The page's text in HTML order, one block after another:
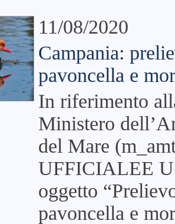
11/08/2020
Campania:
pavoncella e
In riferimento
Ministero
del Mare
UFFICIALEE
oggetto
pavoncella e